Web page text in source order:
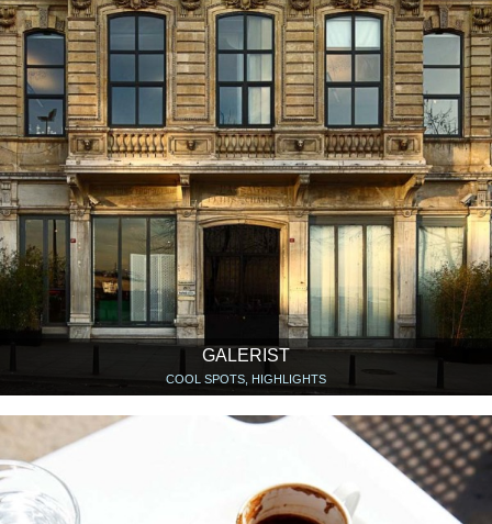
GALERIST
COOL SPOTS, HIGHLIGHTS